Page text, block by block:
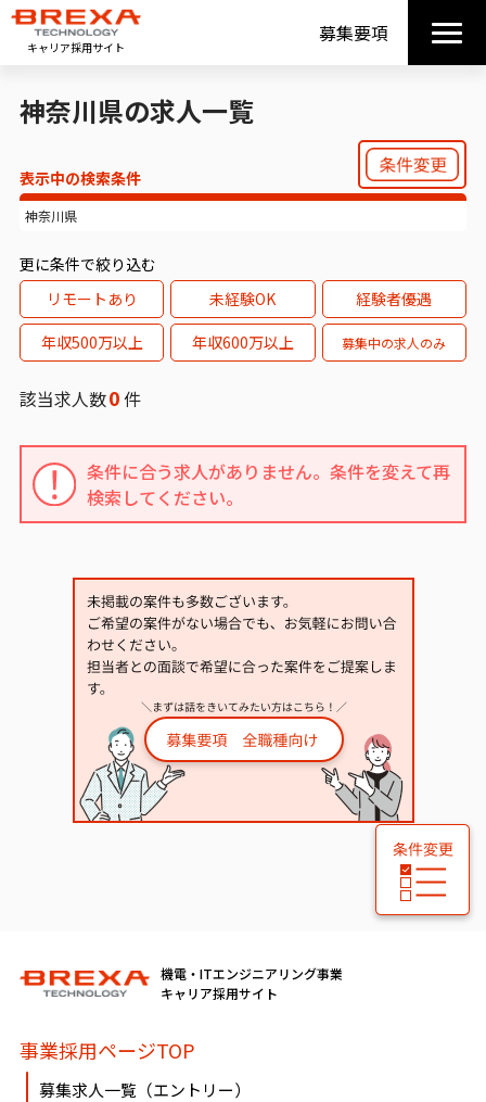
キャリア採用サイト
募集要項
神奈川県の求人一覧
表示中の検索条件
神奈川県
更に条件で絞り込む
リモートあり
未経験OK
経験者優遇
年収500万以上
年収600万以上 募集中の求人のみ
該当求人数0件
条件に合う求人がありません。条件を変えて再
検索してください。
機電・ITエンジニアリング事業
キャリア採用サイト
事業採用ページTOP
募集求人一覧（エントリー）